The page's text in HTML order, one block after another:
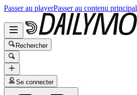
Passer au playerPasser au contenu principal
Rechercher
Se connecter